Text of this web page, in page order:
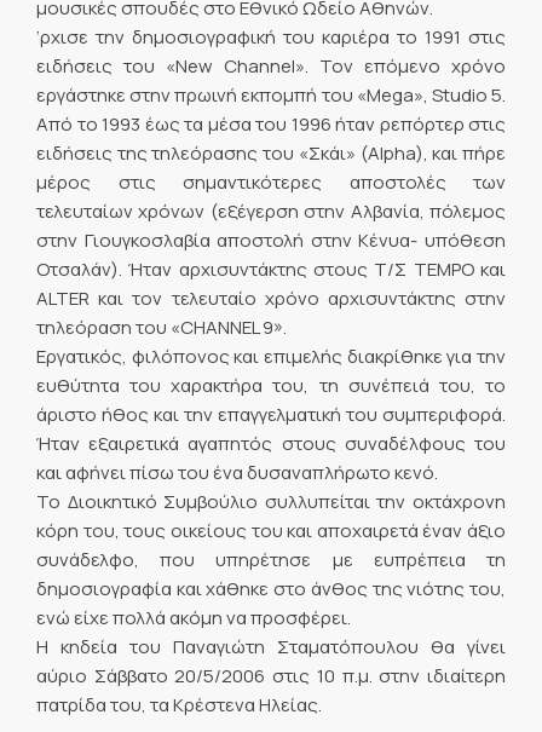
μουσικές σπουδές στο Εθνικό Ωδείο Αθηνών.
’ρχισε την δημοσιογραφική του καριέρα το 1991 στις
ειδήσεις του «New Channel». Τον επόμενο χρόνο
εργάστηκε στην πρωινή εκπομπή του «Mega», Studio 5.
Από το 1993 έως τα μέσα του 1996 ήταν ρεπόρτερ στις
ειδήσεις της τηλεόρασης του «Σκάι» (Alpha), και πήρε
μέρος στις σημαντικότερες αποστολές των
τελευταίων χρόνων (εξέγερση στην Αλβανία, πόλεμος
στην Γιουγκοσλαβία αποστολή στην Κένυα- υπόθεση
Οτσαλάν). Ήταν αρχισυντάκτης στους Τ/Σ TEMPO και
ALTER και τον τελευταίο χρόνο αρχισυντάκτης στην
τηλεόραση του «CHANNEL 9».
Εργατικός, φιλόπονος και επιμελής διακρίθηκε για την
ευθύτητα του χαρακτήρα του, τη συνέπειά του, το
άριστο ήθος και την επαγγελματική του συμπεριφορά.
Ήταν εξαιρετικά αγαπητός στους συναδέλφους του
και αφήνει πίσω του ένα δυσαναπλήρωτο κενό.
Το Διοικητικό Συμβούλιο συλλυπείται την οκτάχρονη
κόρη του, τους οικείους του και αποχαιρετά έναν άξιο
συνάδελφο, που υπηρέτησε με ευπρέπεια τη
δημοσιογραφία και χάθηκε στο άνθος της νιότης του,
ενώ είχε πολλά ακόμη να προσφέρει.
Η κηδεία του Παναγιώτη Σταματόπουλου θα γίνει
αύριο Σάββατο 20/5/2006 στις 10 π.μ. στην ιδιαίτερη
πατρίδα του, τα Κρέστενα Ηλείας.